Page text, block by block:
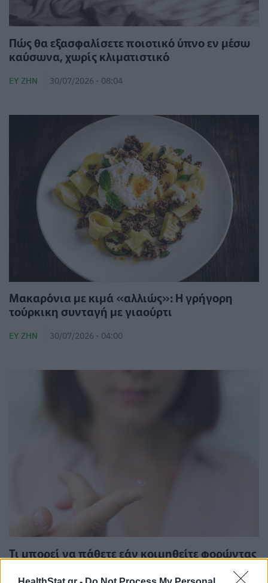
Πώς θα εξασφαλίσετε ποιοτικό ύπνο εν μέσω
καύσωνα, χωρίς κλιματιστικό
ΕΥ ΖΗΝ 30/07/2026 - 08:04
Μακαρόνια με κιμά «αλλιώς»: Η γρήγορη
τούρκικη συνταγή με γιαούρτι
ΕΥ ΖΗΝ 30/07/2026 - 04:00
Τι μπορεί να πάθετε εάν κοιμηθείτε φορώντας